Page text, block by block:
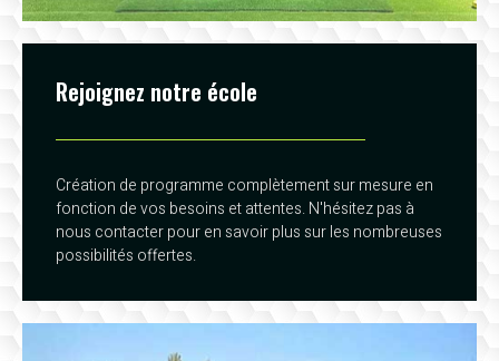
Rejoignez notre école
Création de programme complètement sur mesure en
fonction de vos besoins et attentes. N'hésitez pas à
nous contacter pour en savoir plus sur les nombreuses
possibilités offertes.